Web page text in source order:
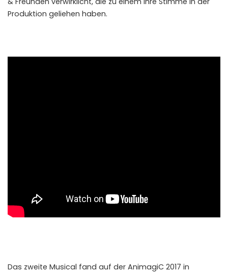
Produktion geliehen haben.
Das zweite Musical fand auf der AnimagiC 2017 in